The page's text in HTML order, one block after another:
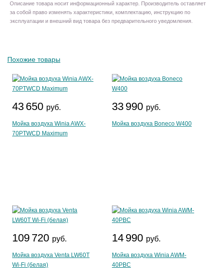
Описание товара носит информационный характер. Производитель оставляет
за собой право изменять характеристики, комплектацию, инструкцию по
эксплуатации и внешний вид товара без предварительного уведомления.
Похожие товары
43 650 руб.
Мойка воздуха Winia AWX-
70PTWCD Maximum
33 990 руб.
Мойка воздуха Boneco W400
109 720 руб.
Мойка воздуха Venta LW60T
Wi-Fi (белая)
14 990 руб.
Мойка воздуха Winia AWM-
40PBC